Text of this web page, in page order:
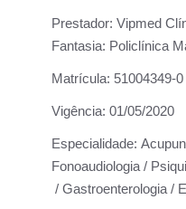
Prestador: Vipmed
Fantasia: Policlínica
Matrícula: 51004349-0
Vigência: 01/05/2020
Especialidade:
Fonoaudiologia /
/ Gastroenterologia /